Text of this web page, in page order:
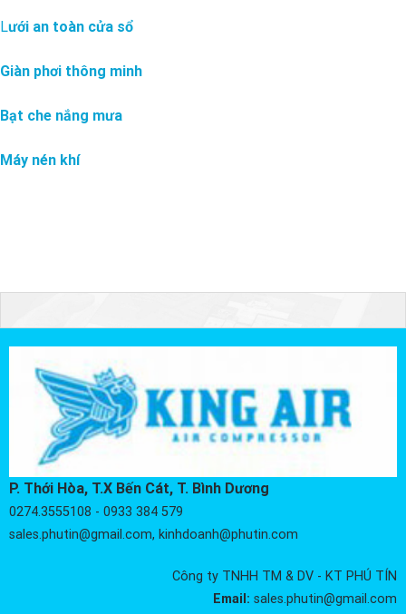
Lưới an toàn cửa sổ
Giàn phơi thông minh
Bạt che nắng mưa
Máy nén khí
P. Thới Hòa, T.X Bến Cát, T. Bình Dương
0274.3555108 - 0933 384 579
sales.phutin@gmail.com, kinhdoanh@phutin.com
Công ty TNHH TM & DV - KT PHÚ TÍN
Email:sales.phutin@gmail.com